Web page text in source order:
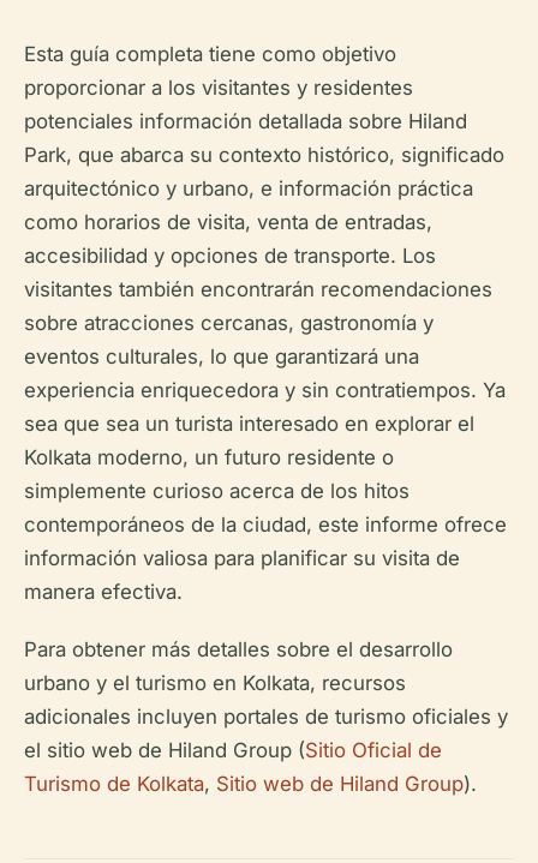
Esta guía completa tiene como objetivo
proporcionar a los visitantes y residentes
potenciales información detallada sobre Hiland
Park, que abarca su contexto histórico, significado
arquitectónico y urbano, e información práctica
como horarios de visita, venta de entradas,
accesibilidad y opciones de transporte. Los
visitantes también encontrarán recomendaciones
sobre atracciones cercanas, gastronomía y
eventos culturales, lo que garantizará una
experiencia enriquecedora y sin contratiempos. Ya
sea que sea un turista interesado en explorar el
Kolkata moderno, un futuro residente o
simplemente curioso acerca de los hitos
contemporáneos de la ciudad, este informe ofrece
información valiosa para planificar su visita de
manera efectiva.
Para obtener más detalles sobre el desarrollo
urbano y el turismo en Kolkata, recursos
adicionales incluyen portales de turismo oficiales y
el sitio web de Hiland Group (Sitio Oficial de
Turismo de Kolkata, Sitio web de Hiland Group).